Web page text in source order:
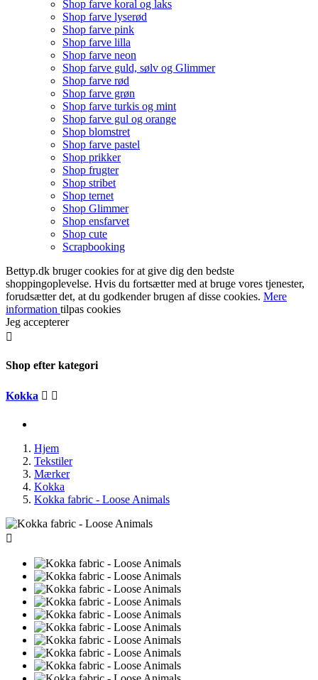
Shop farve koral og laks
Shop farve lyserød
Shop farve pink
Shop farve lilla
Shop farve neon
Shop farve guld, sølv og Glimmer
Shop farve rød
Shop farve grøn
Shop farve turkis og mint
Shop farve gul og orange
Shop blomstret
Shop farve pastel
Shop prikker
Shop frugter
Shop stribet
Shop ternet
Shop Glimmer
Shop ensfarvet
Shop cute
Scrapbooking
Bettyp.dk bruger cookies for at give dig den bedste
shoppingoplevelse. Hvis du fortsætter med at bruge vores tjenester,
forudsætter det, at du godkender brugen af disse cookies. Mere
information tilpas cookies
Jeg accepterer

Shop efter kategori
Kokka  
Hjem
Tekstiler
Mærker
Kokka
Kokka fabric - Loose Animals
